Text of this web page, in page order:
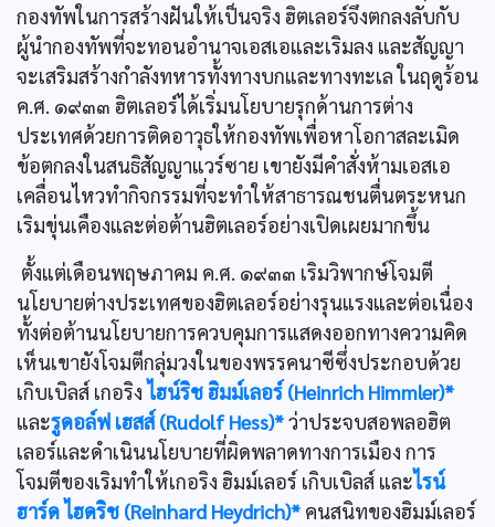
กองทัพในการสร้างฝันให้เป็นจริง ฮิตเลอร์จึงตกลงลับกับ
ผู้นำกองทัพที่จะทอนอำนาจเอสเอและเริมลง และสัญญา
จะเสริมสร้างกำลังทหารทั้งทางบกและทางทะเล ในฤดูร้อน
ค.ศ. ๑๙๓๓ ฮิตเลอร์ได้เริ่มนโยบายรุกด้านการต่าง
ประเทศด้วยการติดอาวุธให้กองทัพเพื่อหาโอกาสละเมิด
ข้อตกลงในสนธิสัญญาแวร์ซาย เขายังมีคำสั่งห้ามเอสเอ
เคลื่อนไหวทำกิจกรรมที่จะทำให้สาธารณชนตื่นตระหนก
เริมขุ่นเคืองและต่อต้านฮิตเลอร์อย่างเปิดเผยมากขึ้น
ตั้งแต่เดือนพฤษภาคม ค.ศ. ๑๙๓๓ เริมวิพากษ์โจมตี
นโยบายต่างประเทศของฮิตเลอร์อย่างรุนแรงและต่อเนื่อง
ทั้งต่อต้านนโยบายการควบคุมการแสดงออกทางความคิด
เห็นเขายังโจมตีกลุ่มวงในของพรรคนาซีซึ่งประกอบด้วย
เกิบเบิลส์ เกอริง ไฮน์ริช ฮิมม์เลอร์ (Heinrich Himmler)*
และรูดอล์ฟ เฮสส์ (Rudolf Hess)*ว่าประจบสอพลอฮิต
เลอร์และดำเนินนโยบายที่ผิดพลาดทางการเมือง การ
โจมตีของเริมทำให้เกอริง ฮิมม์เลอร์ เกิบเบิลส์ และไรน์
ฮาร์ด ไฮดริช (Reinhard Heydrich)* คนสนิทของฮิมม์เลอร์